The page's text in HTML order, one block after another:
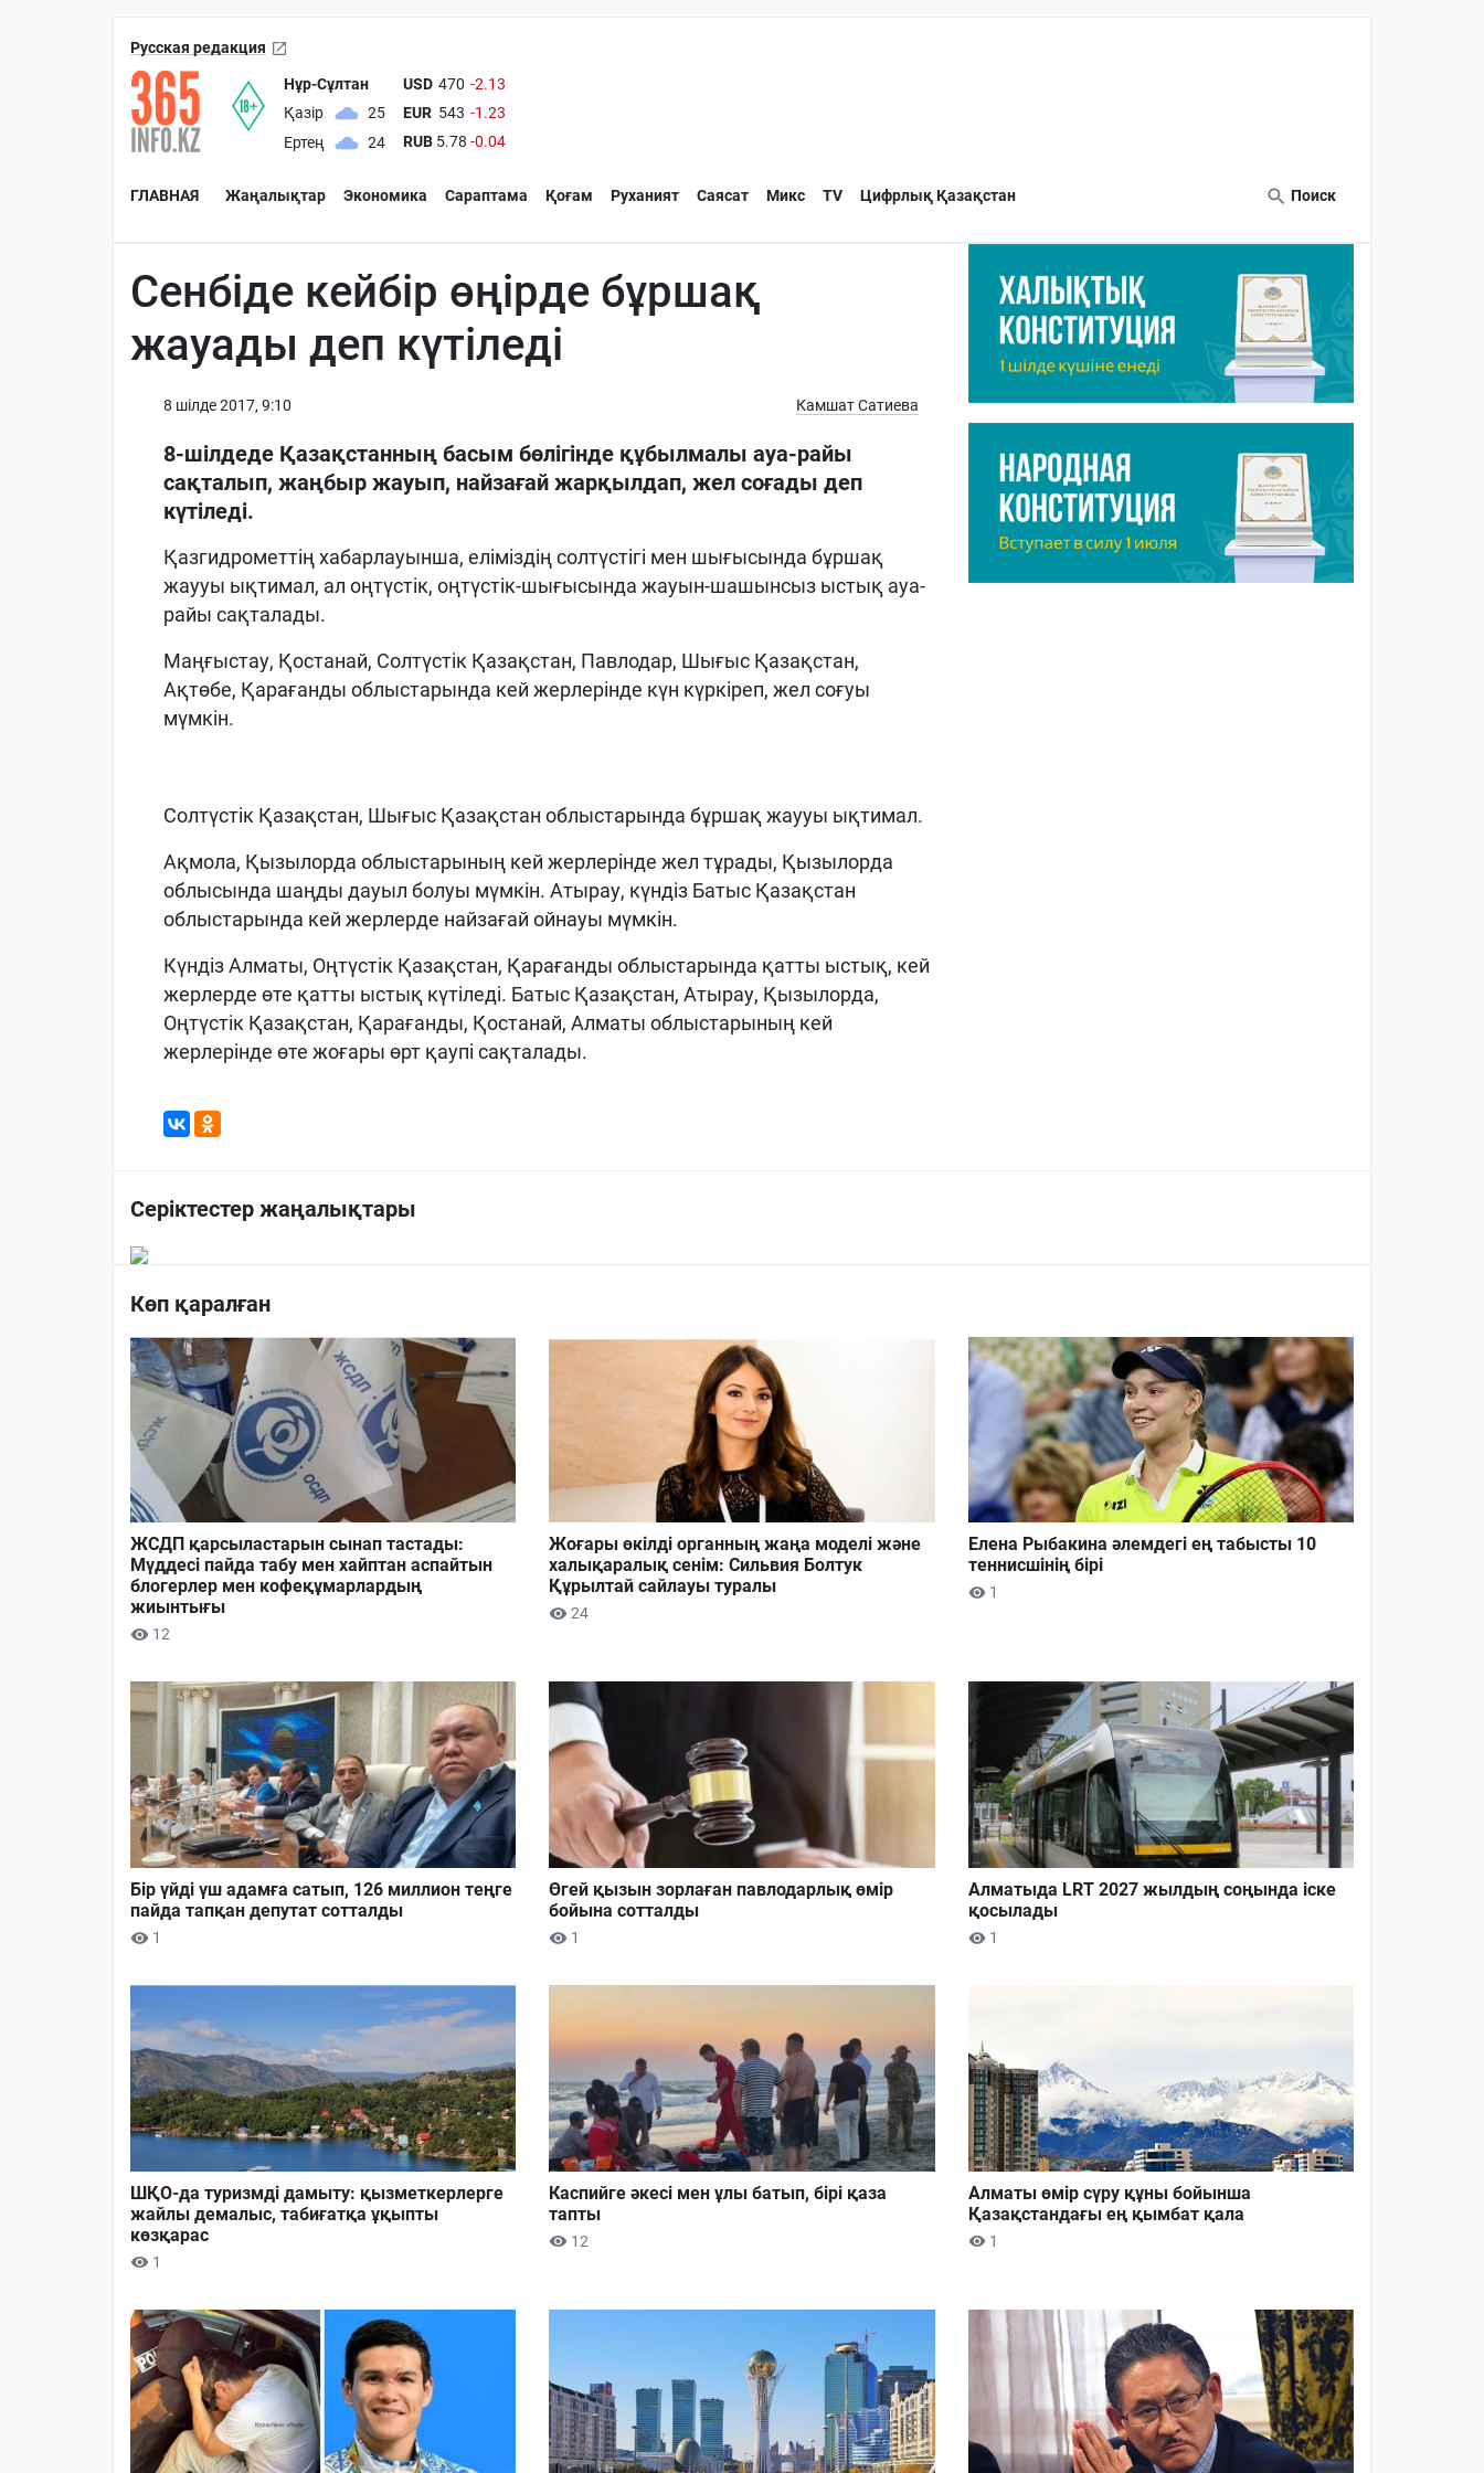
Русская редакция
Нұр-Сұлтан
Қазір
25
Ертең
24
USD 470 -2.13
EUR 543 -1.23
RUB 5.78 -0.04
ГЛАВНАЯ Жаңалықтар Экономика Сараптама Қоғам Руханият Саясат Микс TV Цифрлық Қазақстан Поиск
Сенбіде кейбір өңірде бұршақ
жауады деп күтіледі
8 шiлде 2017, 9:10 Камшат Сатиева
8-шілдеде Қазақстанның басым бөлігінде құбылмалы ауа-райы
сақталып, жаңбыр жауып, найзағай жарқылдап, жел соғады деп
күтіледі.
Қазгидрометтің хабарлауынша, еліміздің солтүстігі мен шығысында бұршақ
жаууы ықтимал, ал оңтүстік, оңтүстік-шығысында жауын-шашынсыз ыстық ауа-
райы сақталады.
Маңғыстау, Қостанай, Солтүстік Қазақстан, Павлодар, Шығыс Қазақстан,
Ақтөбе, Қарағанды облыстарында кей жерлерінде күн күркіреп, жел соғуы
мүмкін.
Солтүстік Қазақстан, Шығыс Қазақстан облыстарында бұршақ жаууы ықтимал.
Ақмола, Қызылорда облыстарының кей жерлерінде жел тұрады, Қызылорда
облысында шаңды дауыл болуы мүмкін. Атырау, күндіз Батыс Қазақстан
облыстарында кей жерлерде найзағай ойнауы мүмкін.
Күндіз Алматы, Оңтүстік Қазақстан, Қарағанды облыстарында қатты ыстық, кей
жерлерде өте қатты ыстық күтіледі. Батыс Қазақстан, Атырау, Қызылорда,
Оңтүстік Қазақстан, Қарағанды, Қостанай, Алматы облыстарының кей
жерлерінде өте жоғары өрт қаупі сақталады.
Серіктестер жаңалықтары
Көп қаралған
ЖСДП қарсыластарын сынап тастады:
Мүддесі пайда табу мен хайптан аспайтын
блогерлер мен кофеқұмарлардың
жиынтығы
12
Жоғары өкілді органның жаңа моделі және
халықаралық сенім: Сильвия Болтук
Құрылтай сайлауы туралы
24
Елена Рыбакина әлемдегі ең табысты 10
теннисшінің бірі
1
Бір үйді үш адамға сатып, 126 миллион теңге
пайда тапқан депутат сотталды
1
Өгей қызын зорлаған павлодарлық өмір
бойына сотталды
1
Алматыда LRT 2027 жылдың соңында іске
қосылады
1
ШҚО-да туризмді дамыту: қызметкерлерге
жайлы демалыс, табиғатқа ұқыпты
көзқарас
1
Каспийге әкесі мен ұлы батып, бірі қаза
тапты
12
Алматы өмір сүру құны бойынша
Қазақстандағы ең қымбат қала
1